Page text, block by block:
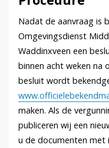
Nadat de aanvraag is
Omgevingsdienst
Waddinxveen een
binnen acht weken na
besluit wordt
maken. Als de
publiceren wij een
u de documenten met